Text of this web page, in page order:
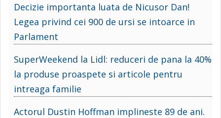
Decizie importanta luata de Nicusor Dan!
Legea privind cei 900 de ursi se intoarce in
Parlament
SuperWeekend la Lidl: reduceri de pana la 40%
la produse proaspete si articole pentru
intreaga familie
Actorul Dustin Hoffman implineste 89 de ani.